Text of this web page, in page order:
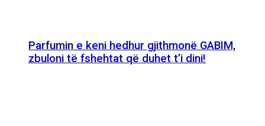
Parfumin e keni hedhur gjithmonë GABIM,
zbuloni të fshehtat që duhet t’i dini!